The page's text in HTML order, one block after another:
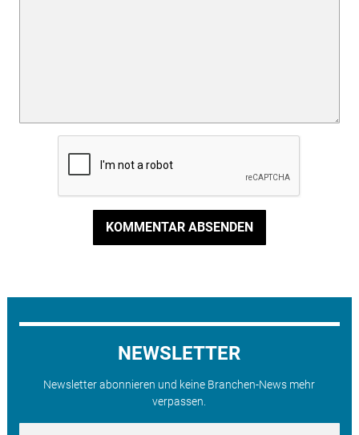
KOMMENTAR ABSENDEN
NEWSLETTER
Newsletter abonnieren und keine Branchen-News mehr
verpassen.